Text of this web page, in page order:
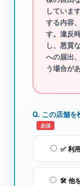
しています
する内容
す。違反
し、悪質
への届出
う場合が
Q. この店舗を
必須
✅ 利
🛠️ 他